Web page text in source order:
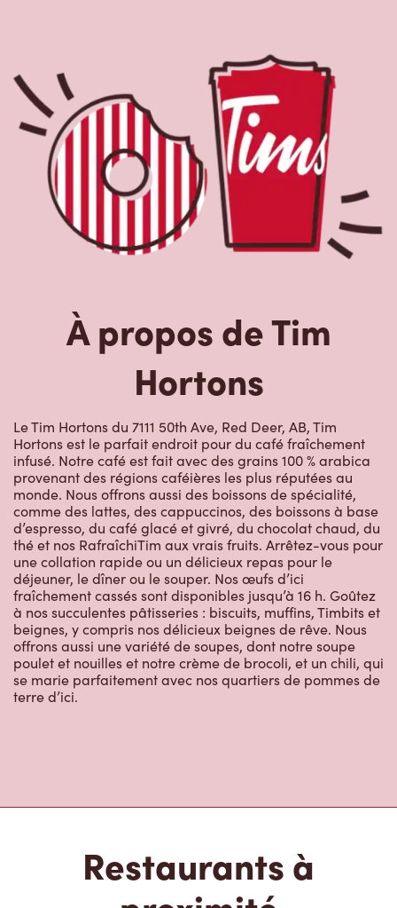
À propos de Tim
Hortons
Le Tim Hortons du 7111 50th Ave, Red Deer, AB, Tim
Hortons est le parfait endroit pour du café fraîchement
infusé. Notre café est fait avec des grains 100 % arabica
provenant des régions caféières les plus réputées au
monde. Nous offrons aussi des boissons de spécialité,
comme des lattes, des cappuccinos, des boissons à base
d’espresso, du café glacé et givré, du chocolat chaud, du
thé et nos RafraîchiTim aux vrais fruits. Arrêtez-vous pour
une collation rapide ou un délicieux repas pour le
déjeuner, le dîner ou le souper. Nos œufs d’ici
fraîchement cassés sont disponibles jusqu’à 16 h. Goûtez
à nos succulentes pâtisseries : biscuits, muffins, Timbits et
beignes, y compris nos délicieux beignes de rêve. Nous
offrons aussi une variété de soupes, dont notre soupe
poulet et nouilles et notre crème de brocoli, et un chili, qui
se marie parfaitement avec nos quartiers de pommes de
terre d’ici.
proximité